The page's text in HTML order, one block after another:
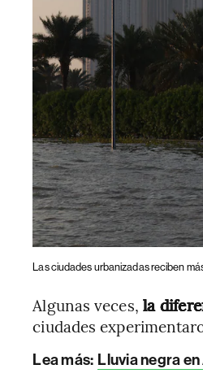
Las ciudades urbanizadas reciben
Algunas veces, la
ciudades
Lea más: Lluvia negra